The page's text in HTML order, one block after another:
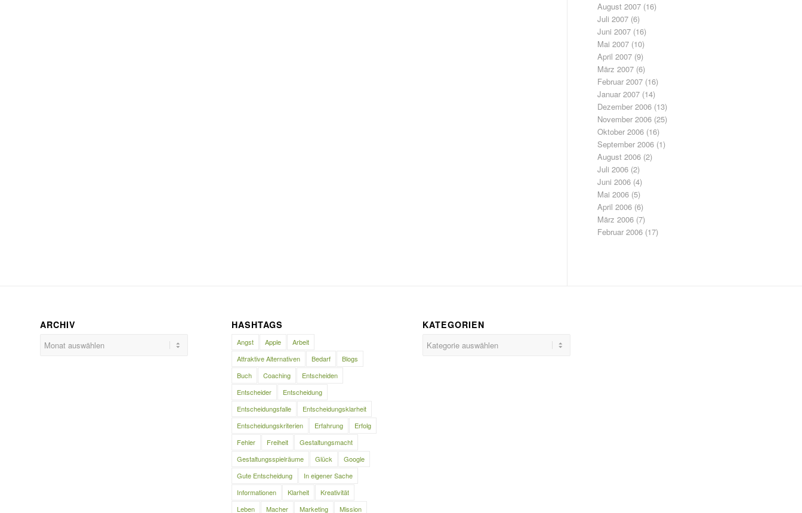
August 2007 (16)
Juli 2007 (6)
Juni 2007 (16)
Mai 2007 (10)
April 2007 (9)
März 2007 (6)
Februar 2007 (16)
Januar 2007 (14)
Dezember 2006 (13)
November 2006 (25)
Oktober 2006 (16)
September 2006 (1)
August 2006 (2)
Juli 2006 (2)
Juni 2006 (4)
Mai 2006 (5)
April 2006 (6)
März 2006 (7)
Februar 2006 (17)
ARCHIV HASHTAGS
Angst Apple
Arbeit
Attraktive Alternativen
Bedarf
Blogs
Buch
Coaching
Entscheiden
Entscheider
Entscheidung
Entscheidungsfalle
Entscheidungsklarheit
Entscheidungskriterien
Erfahrung
Erfolg
Fehler
Freiheit
Gestaltungsmacht
Gestaltungsspielräume
Glück
Google
Gute Entscheidung
In eigener Sache
Informationen
Klarheit
Kreativität
Leben
Macher Marketing Mission
KATEGORIEN